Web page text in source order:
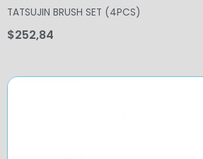
TATSUJIN BRUSH SET (4PCS)
$252,84